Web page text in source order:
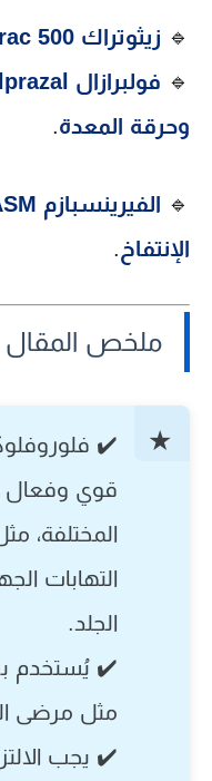
🔹 زيثوتراك Zithotrac 500
🔹
وحرقة المعدة.
🔹
الإنتفاخ .
ملخص المقال
قوي وفعال
المختلفة،
التهابات
الجلد.
✔️ يُستخدم
مثل مرضى
✔️ يجب